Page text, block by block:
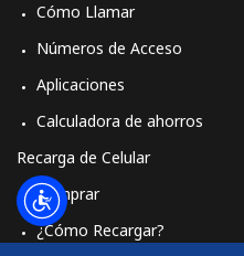
Cómo Llamar
Números de Acceso
Aplicaciones
Calculadora de ahorros
Recarga de Celular
Comprar
¿Cómo Recargar?